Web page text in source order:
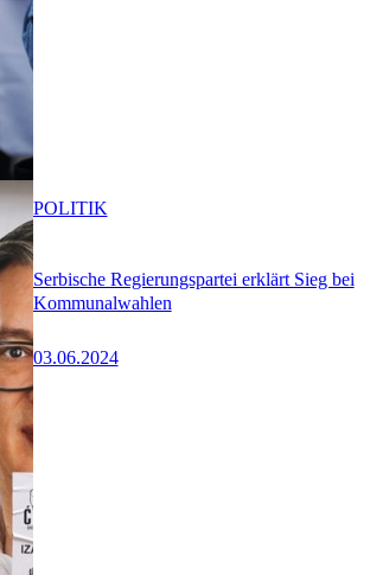
Serbische Regierungspartei erklärt Sieg bei
Kommunalwahlen
03.06.2024
POLITIK